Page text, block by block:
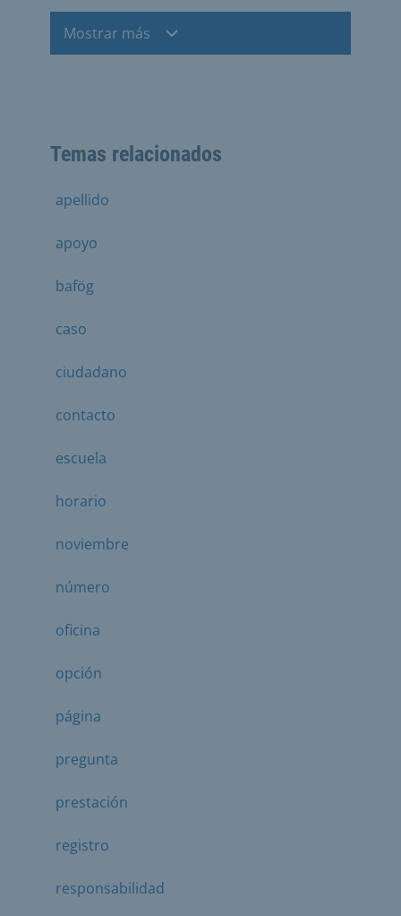
Mostrar más
Temas relacionados
apellido
apoyo
bafög
caso
ciudadano
contacto
escuela
horario
noviembre
número
oficina
opción
página
pregunta
prestación
registro
responsabilidad